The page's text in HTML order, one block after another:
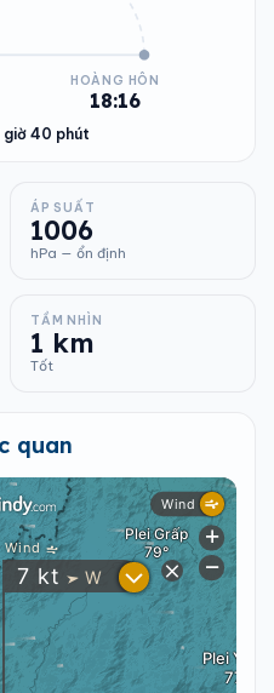
HOÀNG HÔN
18:16
giờ 40 phút
ÁP SUẤT
1006
hPa — ổn định
TẦM NHÌN
1 km
Tốt
quan